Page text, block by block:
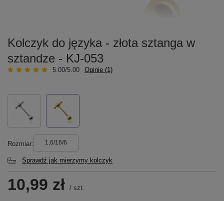
Kolczyk do języka - złota sztanga w
sztandze - KJ-053
5.00/5.00 Opinie (1)
Rozmiar 1,6/16/6
Sprawdź jak mierzymy kolczyk
10,99 zł / szt.